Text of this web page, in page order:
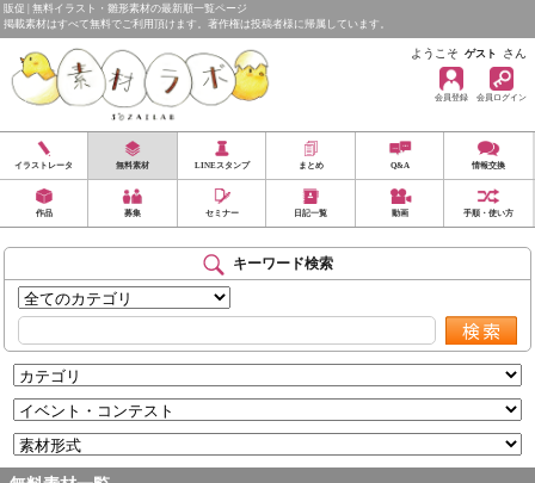
販促 | 無料イラスト・雛形素材の最新順一覧ページ
掲載素材はすべて無料でご利用頂けます。著作権は投稿者様に帰属しています。
ようこそ ゲスト さん
会員登録 会員ログイン
イラストレータ 無料素材 LINEスタンプ まとめ Q&A 情報交換
作品 募集 セミナー 日記一覧 動画 手順・使い方
キーワード検索